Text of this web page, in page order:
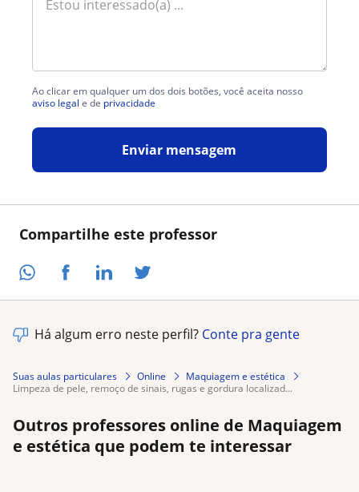
Compartilhe este professor
Ao clicar em qualquer um dos dois botões, você aceita nosso
aviso legal e de privacidade
Enviar mensagem
Há algum erro neste perfil? Conte pra gente
Suas aulas particulares Online
Maquiagem e estética
limpeza de pele, remoço de sinais, rugas e gordura localizad...
Outros professores online de Maquiagem
e estética que podem te interessar